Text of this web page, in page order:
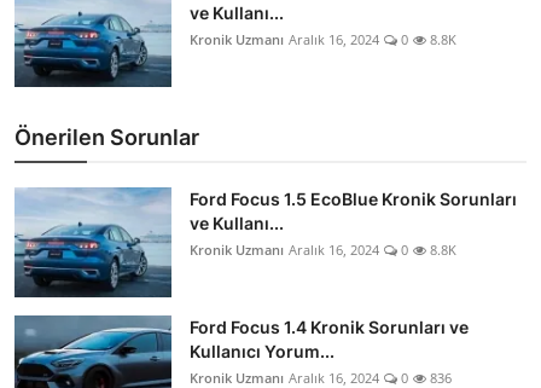
ve Kullanı...
Kronik Uzmanı Aralık 16, 2024 0 8.8K
Önerilen Sorunlar
Ford Focus 1.5 EcoBlue Kronik Sorunları
ve Kullanı...
Kronik Uzmanı Aralık 16, 2024 0 8.8K
Ford Focus 1.4 Kronik Sorunları ve
Kullanıcı Yorum...
Kronik Uzmanı Aralık 16, 2024 0 836